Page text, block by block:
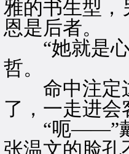
雅的书生型，
恩是后者。
“她就是心
哲。
命中注定这
了，一走进
“呃——”戴
张温文的脸孔